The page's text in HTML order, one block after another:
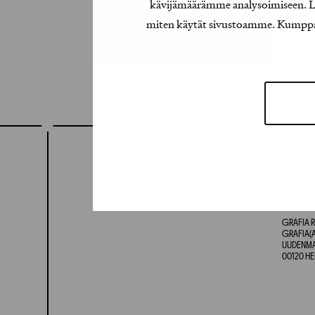
kävijämäärämme analysoimiseen.
miten käytät sivustoamme.
GRAFIA
00120